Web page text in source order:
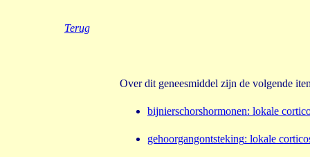
Terug
Over dit geneesmiddel zijn de volgende
bijnierschorshormonen: lokale
gehoorgangontsteking: lokale